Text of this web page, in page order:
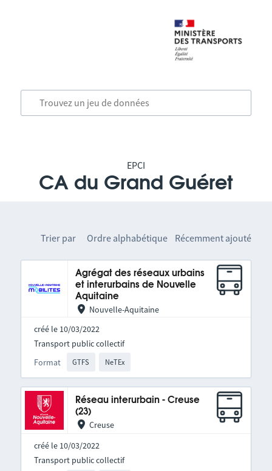
EPCI
CA du Grand Guéret
Trier par Ordre alphabétique Récemment ajouté
Agrégat des réseaux urbains
et interurbains de Nouvelle
Aquitaine
Nouvelle-Aquitaine
créé le 10/03/2022
Format GTFS NeTEx
Transport public collectif
Réseau interurbain - Creuse
(23)
Creuse
créé le 10/03/2022
Transport public collectif